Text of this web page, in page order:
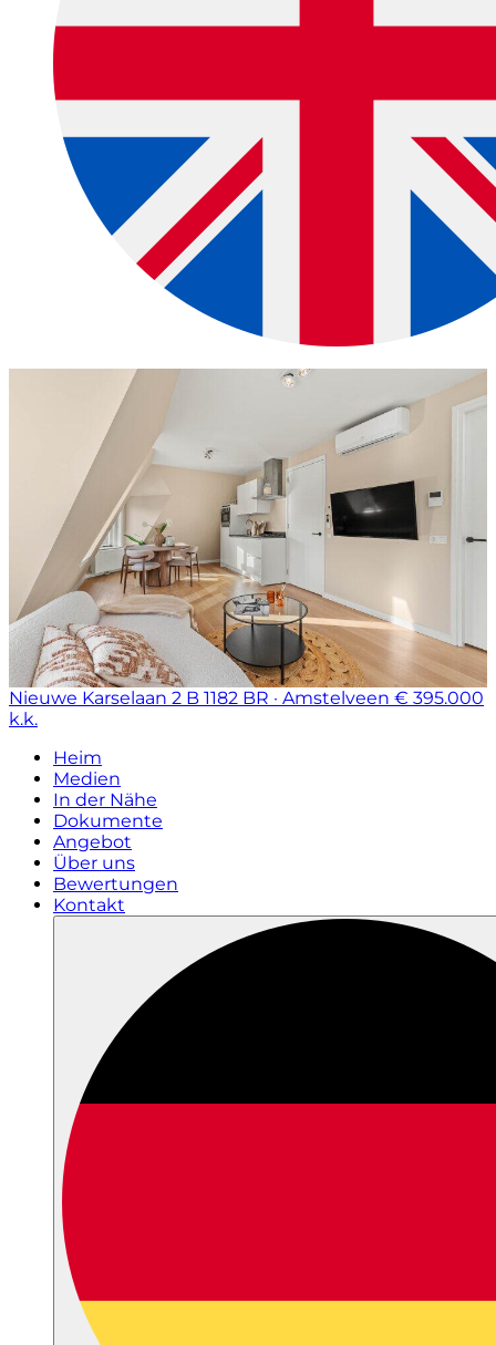
Nieuwe Karselaan 2 B 1182 BR · Amstelveen € 395.000
k.k.
Heim
Medien
In der Nähe
Dokumente
Angebot
Über uns
Bewertungen
Kontakt